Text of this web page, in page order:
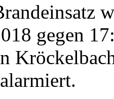
gegen